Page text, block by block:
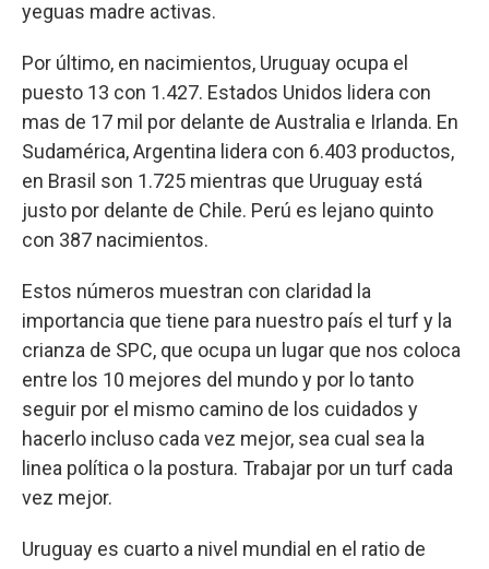
yeguas madre activas.
Por último, en nacimientos, Uruguay ocupa el
puesto 13 con 1.427. Estados Unidos lidera con
mas de 17 mil por delante de Australia e Irlanda. En
Sudamérica, Argentina lidera con 6.403 productos,
en Brasil son 1.725 mientras que Uruguay está
justo por delante de Chile. Perú es lejano quinto
con 387 nacimientos.
Estos números muestran con claridad la
importancia que tiene para nuestro país el turf y la
crianza de SPC, que ocupa un lugar que nos coloca
entre los 10 mejores del mundo y por lo tanto
seguir por el mismo camino de los cuidados y
hacerlo incluso cada vez mejor, sea cual sea la
linea política o la postura. Trabajar por un turf cada
vez mejor.
Uruguay es cuarto a nivel mundial en el ratio de